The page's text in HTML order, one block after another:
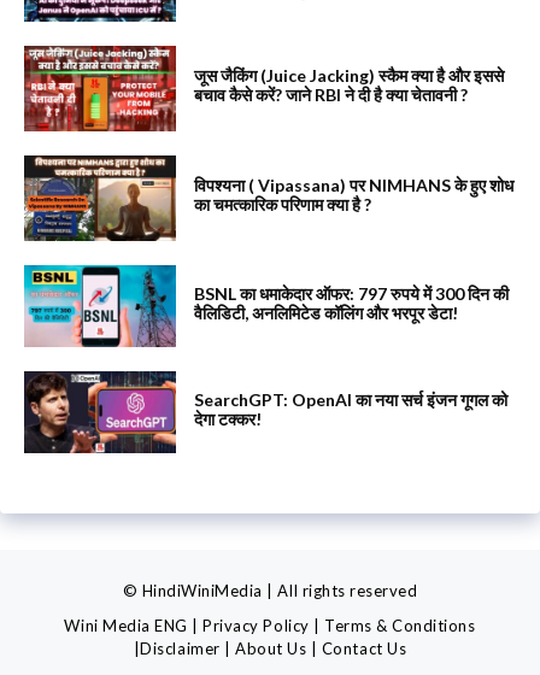
जूस जैकिंग (Juice Jacking) स्कैम क्या है और इससे
बचाव कैसे करें? जाने RBI ने दी है क्या चेतावनी ?
विपश्यना ( Vipassana) पर NIMHANS के हुए शोध
का चमत्कारिक परिणाम क्या है ?
BSNL का धमाकेदार ऑफर: 797 रुपये में 300 दिन की
वैलिडिटी, अनलिमिटेड कॉलिंग और भरपूर डेटा!
SearchGPT: OpenAI का नया सर्च इंजन गूगल को
देगा टक्कर!
© HindiWiniMedia | All rights reserved
Wini Media ENG
|Privacy Policy
Terms & Conditions
|Disclaimer |About Us Contact Us